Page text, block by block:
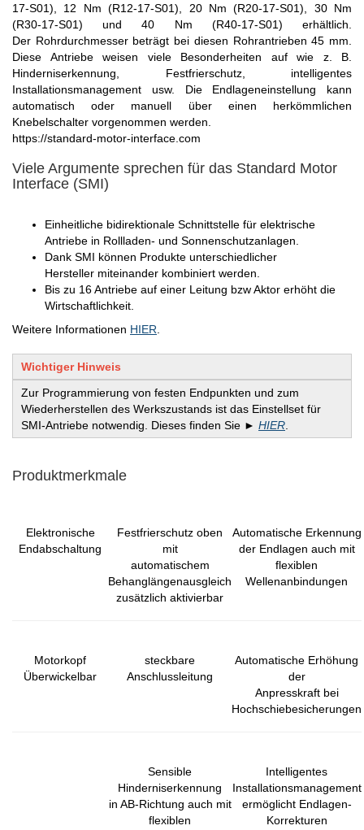
17-S01), 12 Nm (R12-17-S01), 20 Nm (R20-17-S01), 30 Nm
(R30-17-S01) und 40 Nm (R40-17-S01) erhältlich.
Der Rohrdurchmesser beträgt bei diesen Rohrantrieben 45 mm.
Diese Antriebe weisen viele Besonderheiten auf wie z. B.
Hinderniserkennung, Festfrierschutz, intelligentes
Installationsmanagement usw. Die Endlageneinstellung kann
automatisch oder manuell über einen herkömmlichen
Knebelschalter vorgenommen werden.
https://standard-motor-interface.com
Viele Argumente sprechen für das Standard Motor
Interface (SMI)
Einheitliche bidirektionale Schnittstelle für elektrische
Antriebe in Rollladen- und Sonnenschutzanlagen.
Dank SMI können Produkte unterschiedlicher
Hersteller miteinander kombiniert werden.
Bis zu 16 Antriebe auf einer Leitung bzw Aktor erhöht die
Wirtschaftlichkeit.
Weitere Informationen HIER.
Wichtiger Hinweis
Zur Programmierung von festen Endpunkten und zum
Wiederherstellen des Werkszustands ist das Einstellset für
SMI-Antriebe notwendig. Dieses finden Sie ► HIER.
Produktmerkmale
Elektronische
Endabschaltung
Festfrierschutz oben
mit
automatischem
Behanglängenausgleich
zusätzlich aktivierbar
Automatische Erkennung
der Endlagen auch mit
flexiblen
Wellenanbindungen
Motorkopf
Überwickelbar
steckbare
Anschlussleitung
Automatische Erhöhung
der
Anpresskraft bei
Hochschiebesicherungen
Sensible
Hinderniserkennung
in AB-Richtung auch mit
flexiblen
Intelligentes
Installationsmanagement
ermöglicht Endlagen-
Korrekturen